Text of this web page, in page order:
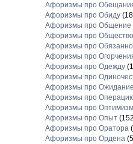
Афоризмы про
Афоризмы про Обиду
Афоризмы про Общение
Афоризмы про Общество
Афоризмы про
Афоризмы про
Афоризмы про Одежду
Афоризмы про
Афоризмы про Ожидание
Афоризмы про
Афоризмы про
Афоризмы про Опыт
Афоризмы про Оратора
Афоризмы про Ордена